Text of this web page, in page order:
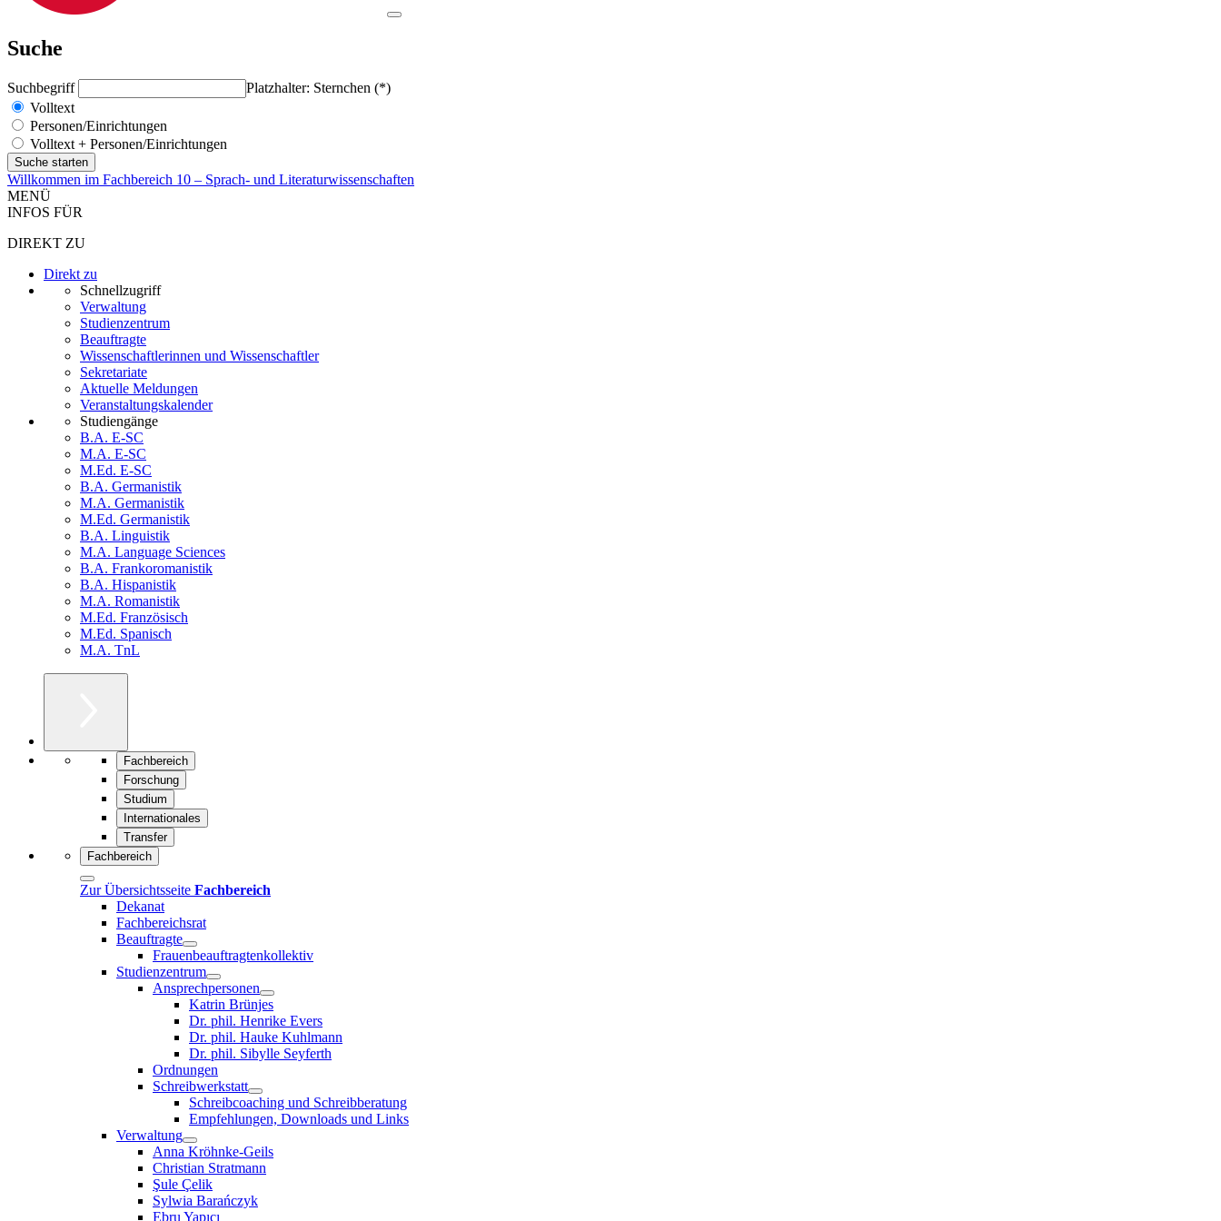
Suche
Suchbegriff
Platzhalter: Sternchen (*)
Volltext
Personen/Einrichtungen
Volltext + Personen/Einrichtungen
Willkommen im Fachbereich 10 – Sprach- und Literaturwissenschaften
MENÜ
INFOS FÜR
DIREKT ZU
Direkt zu
Schnellzugriff
Verwaltung
Studienzentrum
Beauftragte
Wissenschaftlerinnen und Wissenschaftler
Sekretariate
Aktuelle Meldungen
Veranstaltungskalender
Studiengänge
B.A. E-SC
M.A. E-SC
M.Ed. E-SC
B.A. Germanistik
M.A. Germanistik
M.Ed. Germanistik
B.A. Linguistik
M.A. Language Sciences
B.A. Frankoromanistik
B.A. Hispanistik
M.A. Romanistik
M.Ed. Französisch
M.Ed. Spanisch
M.A. TnL
Fachbereich
Forschung
Studium
Internationales
Transfer
Fachbereich
Zur Übersichtsseite Fachbereich
Dekanat
Fachbereichsrat
Beauftragte
Frauenbeauftragtenkollektiv
Studienzentrum
Ansprechpersonen
Katrin Brünjes
Dr. phil. Henrike Evers
Dr. phil. Hauke Kuhlmann
Dr. phil. Sibylle Seyferth
Ordnungen
Schreibwerkstatt
Schreibcoaching und Schreibberatung
Empfehlungen, Downloads und Links
Verwaltung
Anna Kröhnke-Geils
Christian Stratmann
Şule Çelik
Sylwia Barańczyk
Ebru Yapıcı